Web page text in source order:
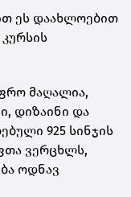
ეს დაახლოებით
მაღალია,
დიზაინი და
925 სინჯის
ვერცხლს,
ოდნავ